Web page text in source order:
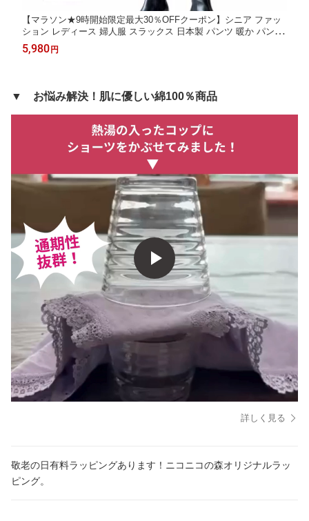
【マラソン★9時開始限定最大30％OFFクーポン】シニア ファッ
ション レディース 婦人服 スラックス 日本製 パンツ 暖か パンツ
レディース 暖パン 高齢者ズボン 介護施設 丈直し不要 股下55cm
小柄な方 80代 90代 総ゴム 光吸収・熱変換素材
5,980 円
▼ お悩み解決！肌に優しい綿100％商品
詳しく見る
敬老の日有料ラッピングあります！ニコニコの森オリジナルラッ
ピング。